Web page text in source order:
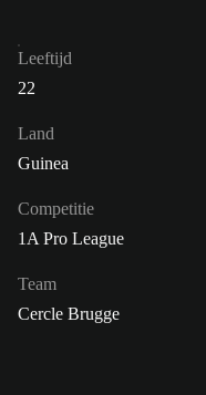
Leeftijd
22
Land
Guinea
Competitie
1A Pro League
Team
Cercle Brugge